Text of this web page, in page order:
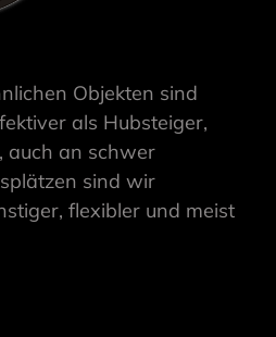
Objekten sind
als Hubsteiger,
auch an schwer
sind wir
flexibler und meist